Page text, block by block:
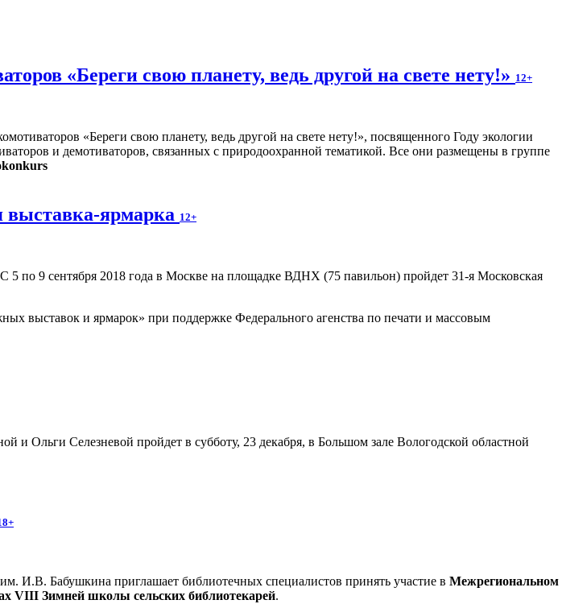
«Береги свою планету, ведь другой на свете нету!» 12+
«Береги свою планету, ведь другой на свете нету!», посвященного Году экологии
и демотиваторов, связанных с природоохранной тематикой. Все они размещены в группе
ярмарка 12+
С 5 по 9 сентября 2018 года в Москве на площадке ВДНХ (75 павильон) пройдет 31-я Московская
выставок и ярмарок» при поддержке Федерального агенства по печати и массовым
и Ольги Селезневой пройдет в субботу, 23 декабря, в Большом зале Вологодской областной
И.В. Бабушкина приглашает библиотечных специалистов принять участие в Межрегиональном
VIII Зимней школы сельских библиотекарей.